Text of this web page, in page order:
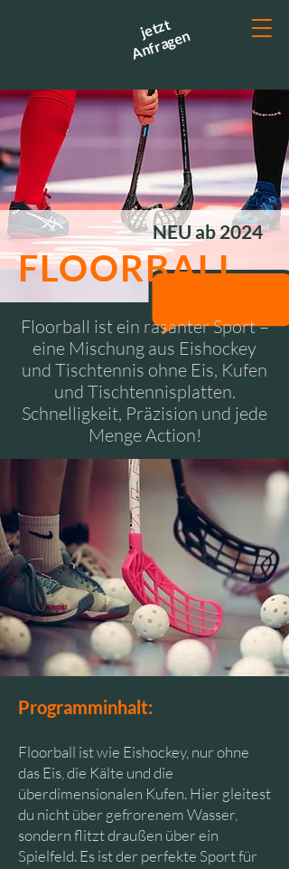
jetzt
Anfragen
NEU ab 2024
FLOORBALL
Floorball ist ein rasanter Sport –
eine Mischung aus Eishockey
und Tischtennis ohne Eis, Kufen
und Tischtennisplatten.
Schnelligkeit, Präzision und jede
Menge Action!
Programminhalt:
Floorball ist wie Eishockey, nur ohne
das Eis, die Kälte und die
überdimensionalen Kufen. Hier gleitest
du nicht über gefrorenem Wasser,
sondern flitzt draußen über ein
Spielfeld. Es ist der perfekte Sport für